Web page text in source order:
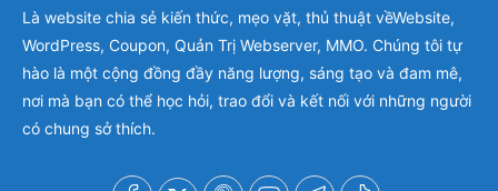
Là website chia sẻ kiến thức, mẹo vặt, thủ thuật vềWebsite,
WordPress, Coupon, Quản Trị Webserver, MMO. Chúng tôi tự
hào là một cộng đồng đầy năng lượng, sáng tạo và đam mê,
nơi mà bạn có thể học hỏi, trao đổi và kết nối với những người
có chung sở thích.